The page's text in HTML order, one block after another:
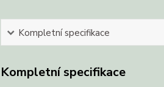
Kompletní specifikace
Kompletní specifikace